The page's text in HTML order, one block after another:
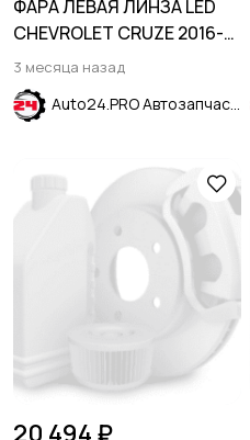
ФАРА ЛЕВАЯ ЛИНЗА LED
CHEVROLET CRUZE 2016-
2021
3 месяца назад
Auto24.PRO Автозапчасти
20 494 ₽